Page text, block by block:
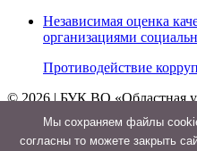
Независимая оценка
организациями
Противодействие
© 2026 | БУК ВО «Областная
библиотека»
Мы cохраняем файлы
согласны то можете закрыть